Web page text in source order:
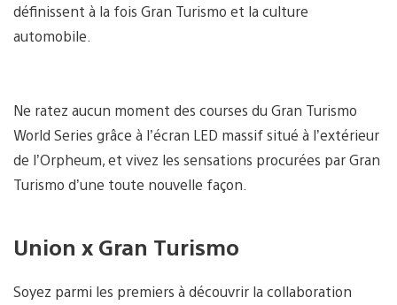
définissent à la fois Gran Turismo et la culture
automobile.
Ne ratez aucun moment des courses du Gran Turismo
World Series grâce à l’écran LED massif situé à l’extérieur
de l’Orpheum, et vivez les sensations procurées par Gran
Turismo d’une toute nouvelle façon.
Union x Gran Turismo
Soyez parmi les premiers à découvrir la collaboration